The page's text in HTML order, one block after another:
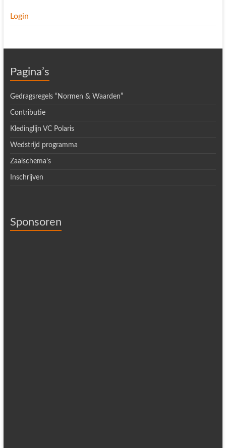
Login
Pagina’s
Gedragsregels “Normen & Waarden”
Contributie
Kledinglijn VC Polaris
Wedstrijd programma
Zaalschema’s
Inschrijven
Sponsoren